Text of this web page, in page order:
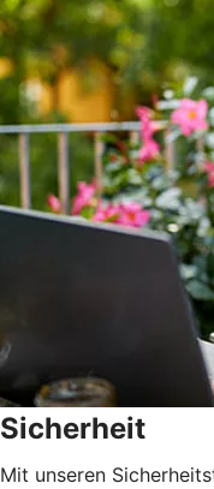
Sicherheit
Mit unseren